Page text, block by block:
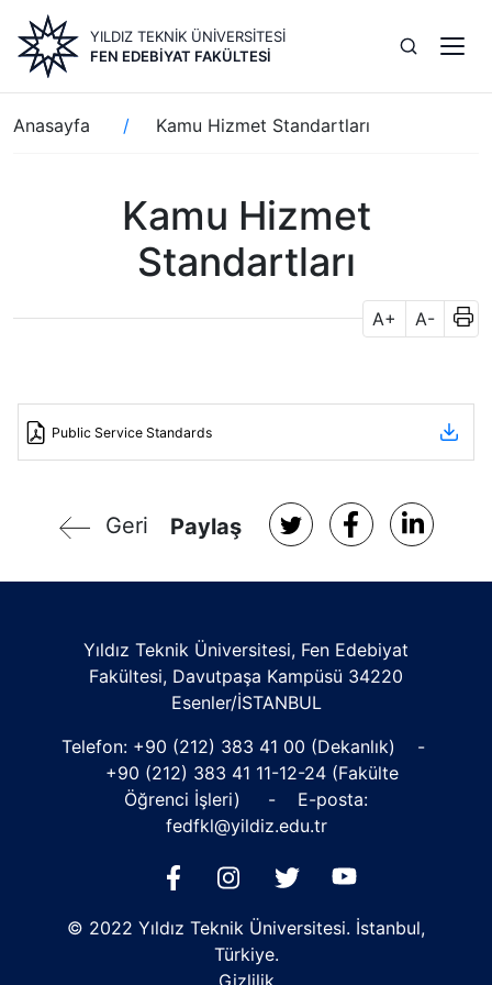
içeriğe
atla
YILDIZ TEKNİK ÜNİVERSİTESİ
FEN EDEBIYAT FAKÜLTESI
Sayfa
yolu
Anasayfa Kamu Hizmet Standartları
Kamu Hizmet
Standartları
A+ A-
Public Service Standards
Geri Paylaş
Yıldız Teknik Üniversitesi, Fen Edebiyat
Fakültesi, Davutpaşa Kampüsü 34220
Esenler/İSTANBUL
Telefon: +90 (212) 383 41 00 (Dekanlık) -
+90 (212) 383 41 11-12-24 (Fakülte
Öğrenci İşleri) - E-posta:
fedfkl@yildiz.edu.tr
© 2022 Yıldız Teknik Üniversitesi. İstanbul,
Türkiye.
Gizlilik